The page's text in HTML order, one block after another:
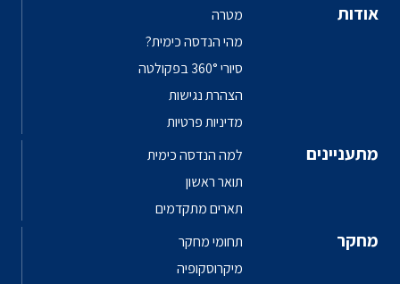
אודות
מטרה
מהי הנדסה כימית?
סיורי 360° בפקולטה
הצהרת נגישות
מדיניות פרטיות
מתעניינים
למה הנדסה כימית
תואר ראשון
תארים מתקדמים
מחקר
תחומי מחקר
מיקרוסקופיה